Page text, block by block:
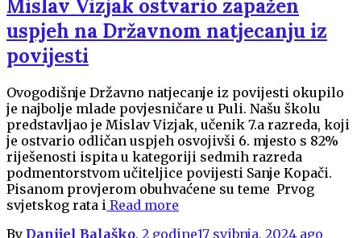
Mislav Vizjak ostvario zapažen
uspjeh na Državnom natjecanju iz
povijesti
Ovogodišnje Državno natjecanje iz povijesti okupilo
je najbolje mlade povjesničare u Puli. Našu školu
predstavljao je Mislav Vizjak, učenik 7.a razreda, koji
je ostvario odličan uspjeh osvojivši 6. mjesto s 82%
riješenosti ispita u kategoriji sedmih razreda
podmentorstvom učiteljice povijesti Sanje Kopači.
Pisanom provjerom obuhvaćene su teme Prvog
svjetskog rata i Read more
By Danijel Balaško, 2 godine17 svibnja, 2024 ago